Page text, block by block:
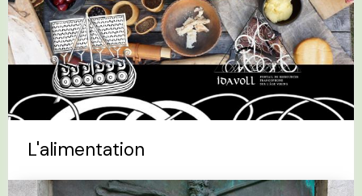
L'alimentation